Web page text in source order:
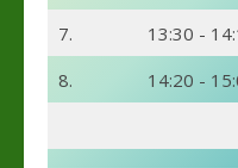
7.
13:30 -
8.
14:20 -